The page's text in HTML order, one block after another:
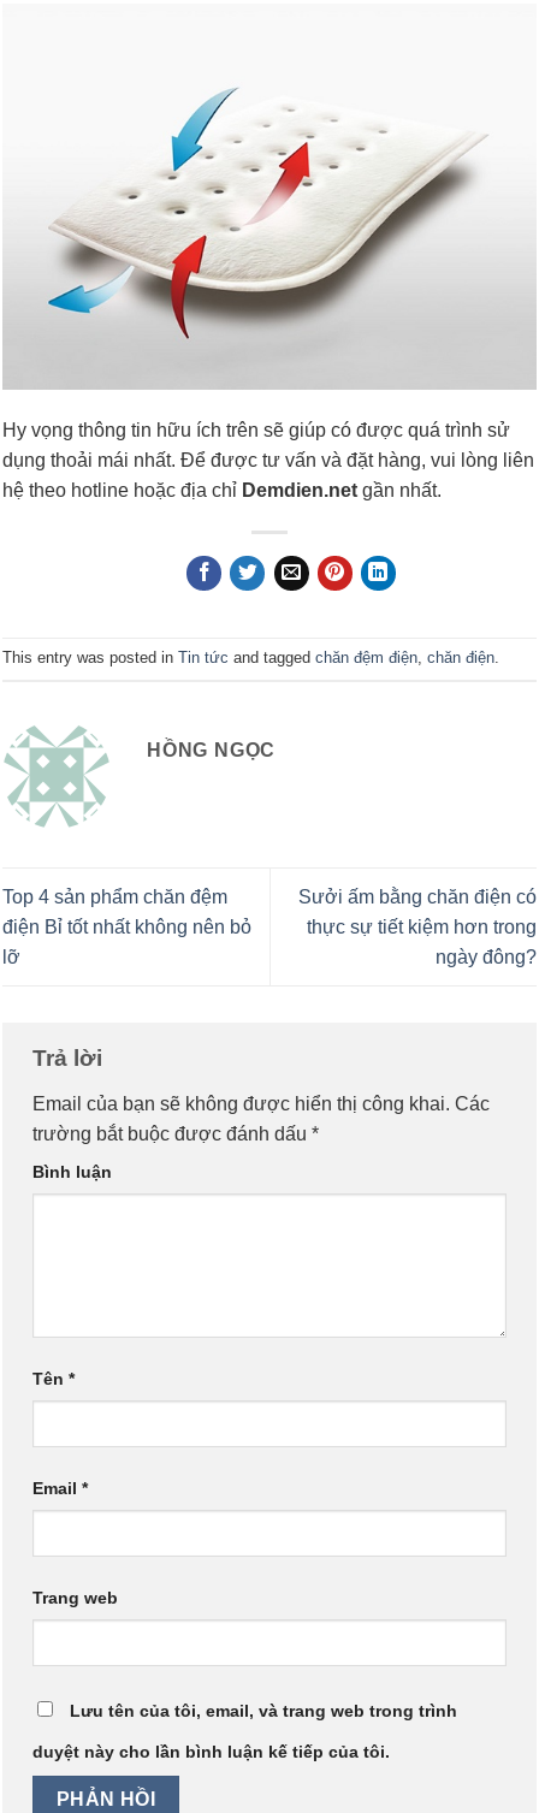
Hy vọng thông tin hữu ích trên sẽ giúp có được quá trình sử
dụng thoải mái nhất. Để được tư vấn và đặt hàng, vui lòng liên
hệ theo hotline hoặc địa chỉ Demdien.net gần nhất.
This entry was posted in Tin tức and tagged chăn đệm điện, chăn điện.
HỒNG NGỌC
Top 4 sản phẩm chăn đệm
điện Bỉ tốt nhất không nên bỏ
lỡ
Sưởi ấm bằng chăn điện có
thực sự tiết kiệm hơn trong
ngày đông?
Trả lời
Email của bạn sẽ không được hiển thị công khai. Các
trường bắt buộc được đánh dấu *
Bình luận
Tên *
Email *
Trang web
Lưu tên của tôi, email, và trang web trong trình
duyệt này cho lần bình luận kế tiếp của tôi.